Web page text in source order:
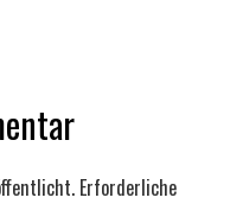
Erforderliche